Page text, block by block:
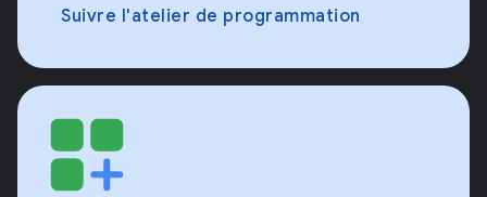
Suivre l'atelier de programmation